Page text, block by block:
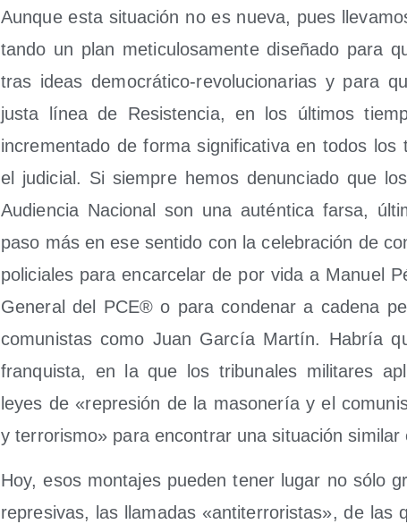
Aun­que esta situa­ción no es nue­va, pues
tan­do un plan meticu­losa­men­te dise­ña­do para
tras ideas demo­crá­ti­co-revo­lu­cio­na­rias y para
jus­ta línea de Resis­ten­cia, en los últi­mos
incre­men­ta­do de for­ma sig­ni­fi­ca­ti­va en todos los
el judi­cial. Si siem­pre hemos denun­cia­do que
Audien­cia Nacio­nal son una autén­ti­ca far­sa,
paso más en ese sen­ti­do con la cele­bra­ción de
poli­cia­les para encar­ce­lar de por vida a Manuel
Gene­ral del PCE® o para con­de­nar a cade­na
comu­nis­tas como Juan Gar­cía Mar­tín. Habría
fran­quis­ta, en la que los tri­bu­na­les mili­ta­res
leyes de «repre­sión de la maso­ne­ría y el
y terro­ris­mo» para encon­trar una situa­ción simi­lar
Hoy, esos mon­ta­jes pue­den tener lugar no sólo
repre­si­vas, las lla­ma­das «anti­te­rro­ris­tas», de las